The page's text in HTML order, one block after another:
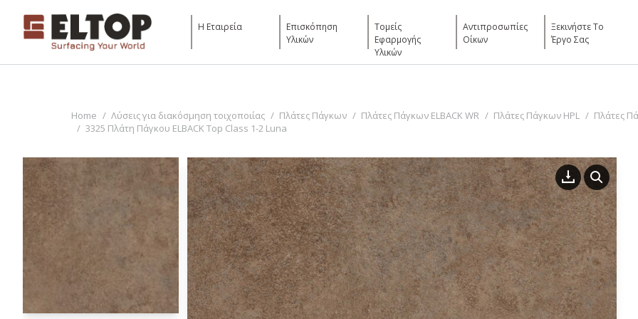
Η Εταιρεία
Επισκόπηση
Υλικών
Τομείς
Εφαρμογής
Υλικών
Αντιπροσωπίες
Οίκων
Ξεκινήστε Το
Έργο Σας
You are here:
Home Λύσεις για διακόσμηση τοιχοποιίας Πλάτες Πάγκων Πλάτες Πάγκων ELBACK WR Πλάτες Πάγκων HPL
Πλάτες
3325 Πλάτη Πάγκου ELBACK Top Class 1-2 Luna